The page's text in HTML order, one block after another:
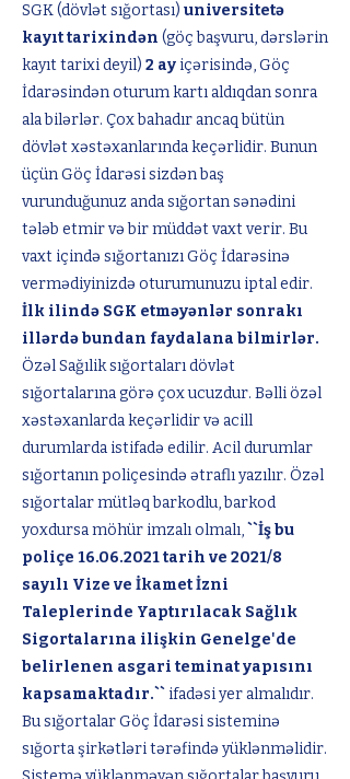
SGK (dövlət sığortası) universitetə
kayıt tarixindən (göç başvuru, dərslərin
kayıt tarixi deyil) 2 ay içərisində, Göç
İdarəsindən oturum kartı aldıqdan sonra
ala bilərlər. Çox bahadır ancaq bütün
dövlət xəstəxanlarında keçərlidir. Bunun
üçün Göç İdarəsi sizdən baş
vurunduğunuz anda sığortan sənədini
tələb etmir və bir müddət vaxt verir. Bu
vaxt içində sığortanızı Göç İdarəsinə
vermədiyinizdə oturumunuzu iptal edir.
İlk ilində SGK etməyənlər sonrakı
illərdə bundan faydalana bilmirlər.
Özəl Sağılik sığortaları dövlət
sığortalarına görə çox ucuzdur. Bəlli özəl
xəstəxanlarda keçərlidir və acill
durumlarda istifadə edilir. Acil durumlar
sığortanın poliçesində ətraflı yazılır. Özəl
sığortalar mütləq barkodlu, barkod
yoxdursa möhür imzalı olmalı,``İş bu
poliçe 16.06.2021tarih ve 2021/8
sayılı Vize ve İkamet İzni
Taleplerinde Yaptırılacak Sağlık
Sigortalarına ilişkin Genelge'de
belirlenen asgari teminat yapısını
kapsamaktadır.`` ifadəsi yer almalıdır.
Bu sığortalar Göç İdarəsi sisteminə
sığorta şirkətləri tərəfində yüklənməlidir.